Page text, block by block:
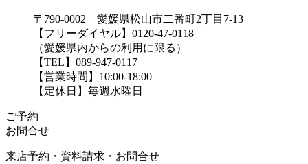
〒790-0002 愛媛県松山市二番町2丁目7-13
【フリーダイヤル】0120-47-0118
（愛媛県内からの利用に限る）
【TEL】089-947-0117
【営業時間】10:00-18:00
【定休日】毎週水曜日
ご予約
お問合せ
来店予約・資料請求・お問合せ